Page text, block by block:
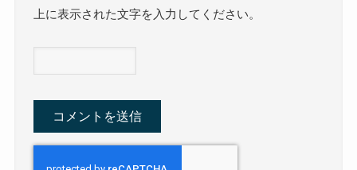
上に表示された文字を入力してください。